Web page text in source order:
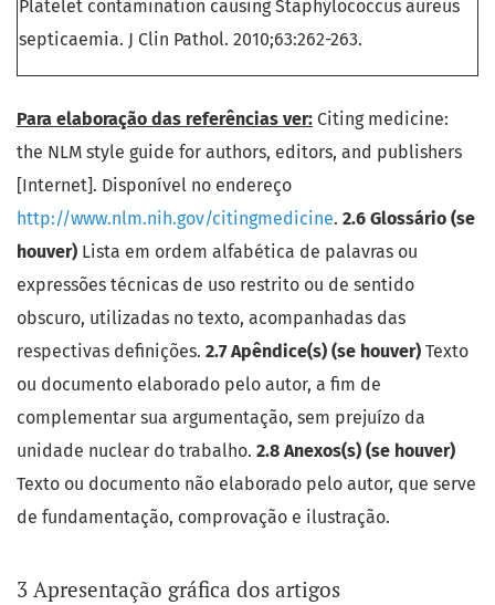
Platelet contamination causing Staphylococcus aureus
septicaemia. J Clin Pathol. 2010;63:262-263.
Para elaboração das referências ver: Citing medicine:
the NLM style guide for authors, editors, and publishers
[Internet]. Disponível no endereço
http://www.nlm.nih.gov/citingmedicine. 2.6 Glossário (se
houver) Lista em ordem alfabética de palavras ou
expressões técnicas de uso restrito ou de sentido
obscuro, utilizadas no texto, acompanhadas das
respectivas definições. 2.7 Apêndice(s) (se houver) Texto
ou documento elaborado pelo autor, a fim de
complementar sua argumentação, sem prejuízo da
unidade nuclear do trabalho. 2.8 Anexos(s) (se houver)
Texto ou documento não elaborado pelo autor, que serve
de fundamentação, comprovação e ilustração.
3 Apresentação gráfica dos artigos